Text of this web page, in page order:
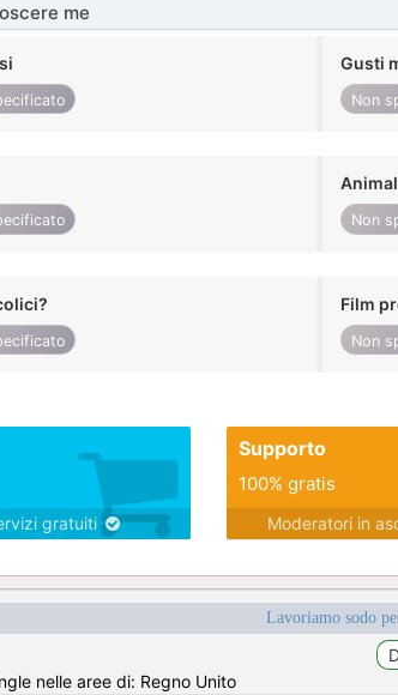
me
Gusti
Non
Non
Film
Non
gratuiti
Supporto
100% gratis
Moderatori in
Lavoriamo sodo
nelle aree di: Regno Unito